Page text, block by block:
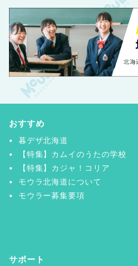
おすすめ
暮デザ北海道
【特集】カムイのうたの学校
【特集】カジャ！コリア
モウラ北海道について
モウラー募集要項
サポート